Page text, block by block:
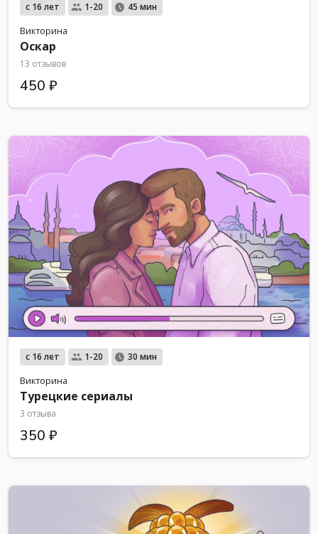
с 16 лет 1-20 45 мин
Викторина
Оскар
13 отзывов
450 ₽
с 16 лет 1-20 30 мин
Викторина
Турецкие сериалы
3 отзыва
350 ₽